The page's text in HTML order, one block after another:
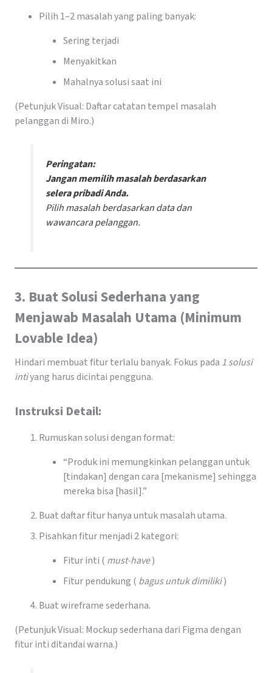
Pilih 1–2 masalah yang paling banyak:
Sering terjadi
Menyakitkan
Mahalnya solusi saat ini
(Petunjuk Visual: Daftar catatan tempel masalah
pelanggan di Miro.)
Peringatan:
Jangan memilih masalah berdasarkan
selera pribadi Anda.
Pilih masalah berdasarkan data dan
wawancara pelanggan.
3. Buat Solusi Sederhana yang
Menjawab Masalah Utama (Minimum
Lovable Idea)
Hindari membuat fitur terlalu banyak. Fokus pada 1 solusi
intiyang harus dicintai pengguna.
Instruksi Detail:
Rumuskan solusi dengan format:
“Produk ini memungkinkan pelanggan untuk
[tindakan] dengan cara [mekanisme] sehingga
mereka bisa [hasil].”
Buat daftar fitur hanya untuk masalah utama.
Pisahkan fitur menjadi 2 kategori:
Fitur inti ( must-have)
Fitur pendukung ( bagus untuk dimiliki)
Buat wireframe sederhana.
(Petunjuk Visual: Mockup sederhana dari Figma dengan
fitur inti ditandai warna.)